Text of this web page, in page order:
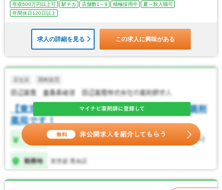
年収600万円以上可 駅チカ 店舗数1～9 積極採用中
夏～秋入職可
年間休日120日以上
求人の詳細を見る この求人に興味がある